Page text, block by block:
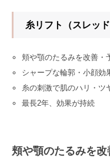
糸リフト（スレッ
頬や顎のたるみを改善・
シャープな輪郭・小顔効
糸の刺激で肌のハリ・ツ
最長2年、効果が持続
頬や顎のたるみを改